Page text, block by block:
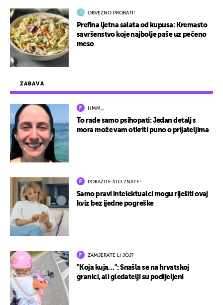
ZABAVA
HMM…
To rade samo psihopati: Jedan detalj s
mora može vam otkriti puno o prijateljima
POKAŽITE ŠTO ZNATE!
Samo pravi intelektualci mogu riješiti ovaj
kviz bez ijedne pogreške
ZAMJERATE LI JOJ?
"Koja kuja…": Snašla se na hrvatskoj
granici, ali gledatelji su podijeljeni
OBVEZNO PROBATI!
Prefina ljetna salata od kupusa: Kremasto
savršenstvo koje najbolje paše uz pečeno
meso